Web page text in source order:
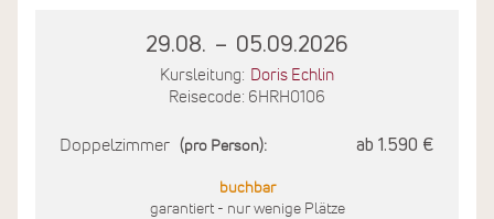
29.08. – 05.09.2026
Kursleitung:
Doris Echlin
Reisecode: 6HRH0106
Doppelzimmer (pro Person): ab 1.590 €
buchbar
garantiert - nur wenige Plätze